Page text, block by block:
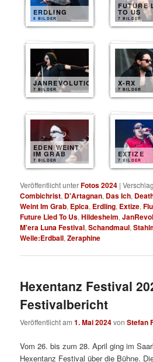
ERDLING
8 BILDER
FUTURE
TO US
7 BILDER
JANREVOLUTION
7 BILDER
X-RX
7 BILDER
EDEN WEINT
IM GRAB
7 BILDER
EXTIZE
7 BILDER
Veröffentlicht unterFotos 2024 |
Combichrist, D'Artagnan, Das Ich,
Weint Im Grab, Epica, Erdling, Extize,
Future Lied To Us,Hildesheim,
M'era Luna Festival,Schandmaul,
Welle:Erdball,Zeraphine
Hexentanz Festival
Festivalbericht
Veröffentlicht am1. Mai 2024vonStefan
Vom 26. bis zum 28. April ging im
Hexentanz Festival über die Bühne.